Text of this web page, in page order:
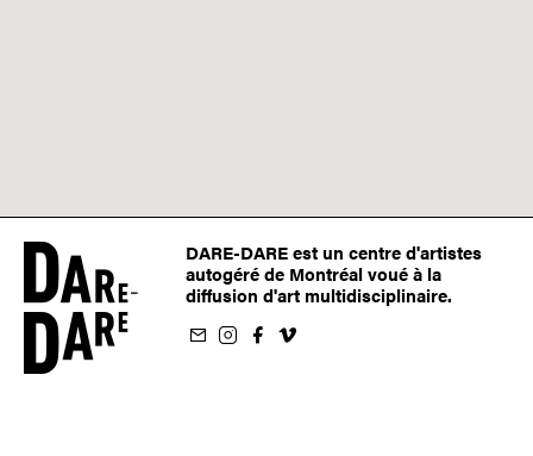
DARE-DARE est un centre d'artistes
autogéré de Montréal voué à la
diffusion d'art multidisciplinaire.
sur Instagram
sur Facebook
nous sur Vimeo